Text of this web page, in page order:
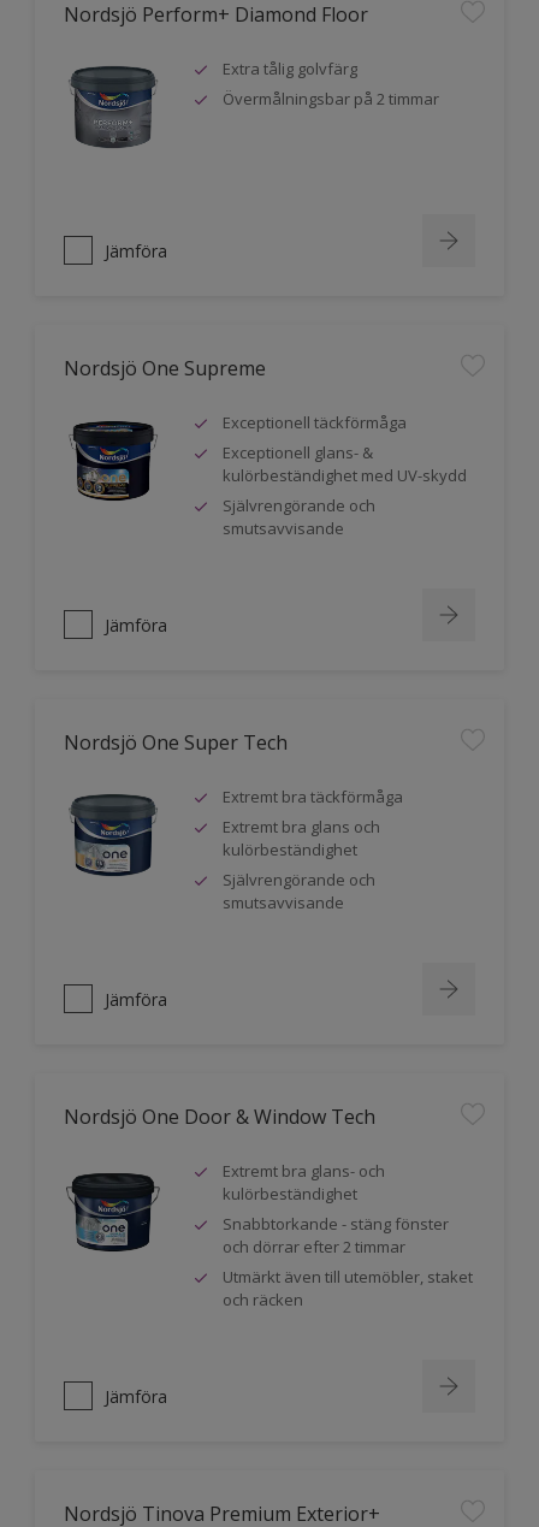
Nordsjö Perform+ Diamond Floor
Extra tålig golvfärg
Övermålningsbar på 2 timmar
Jämföra
Nordsjö One Supreme
Exceptionell täckförmåga
Exceptionell glans- &
kulörbeständighet med UV-skydd
Självrengörande och
smutsavvisande
Jämföra
Nordsjö One Super Tech
Extremt bra täckförmåga
Extremt bra glans och
kulörbeständighet
Självrengörande och
smutsavvisande
Jämföra
Nordsjö One Door & Window Tech
Extremt bra glans- och
kulörbeständighet
Snabbtorkande - stäng fönster
och dörrar efter 2 timmar
Utmärkt även till utemöbler, staket
och räcken
Jämföra
Nordsjö Tinova Premium Exterior+